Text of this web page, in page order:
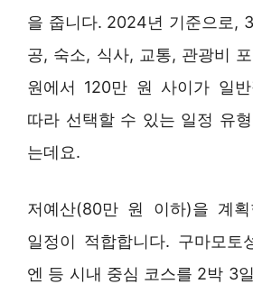
을 줍니다. 2024년 기준으로,
공, 숙소, 식사, 교통, 관광비
원에서 120만 원 사이가 일반
따라 선택할 수 있는 일정 유
는데요.
저예산(80만 원 이하)을 계획
일정이 적합합니다. 구마모토
엔 등 시내 중심 코스를 2박 3